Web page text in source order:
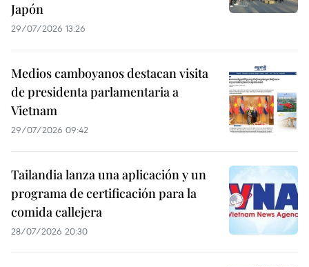
Japón
29/07/2026 13:26
Medios camboyanos destacan visita
de presidenta parlamentaria a
Vietnam
29/07/2026 09:42
Tailandia lanza una aplicación y un
programa de certificación para la
comida callejera
28/07/2026 20:30